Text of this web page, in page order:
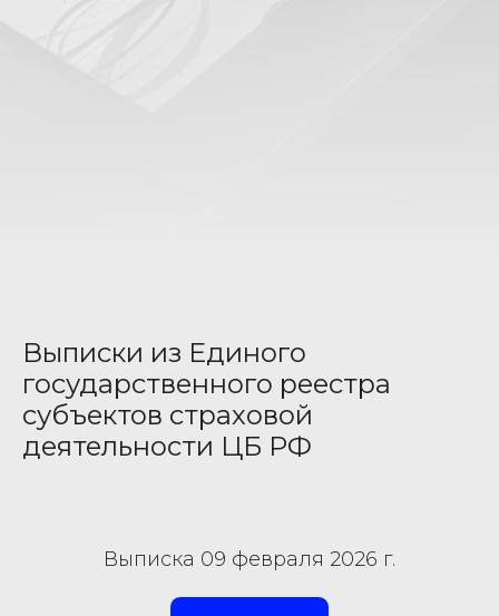
Выписки из Единого
государственного реестра
субъектов страховой
деятельности ЦБ РФ
Выписка 09 февраля 2026 г.